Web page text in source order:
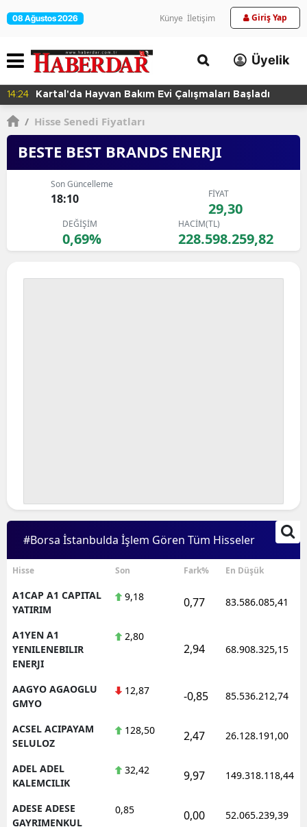
08 Ağustos 2026 Künye İletişim Giriş Yap
Üyelik
14:24 Kartal'da Hayvan Bakım Evi Çalışmaları Başladı
/ Hisse Senedi Fiyatları
BESTE BEST BRANDS ENERJI
Son Güncelleme
18:10 FİYAT
29,30
DEĞİŞİM
0,69%
HACİM(TL)
228.598.259,82
#Borsa İstanbulda İşlem Gören Tüm Hisseler
Hisse Son Fark% En Düşük
A1CAP A1 CAPITAL
YATIRIM
9,18 0,77 83.586.085,41
A1YEN A1
YENILENEBILIR
ENERJI
2,80
2,94 68.908.325,15
AAGYO AGAOGLU
GMYO
12,87 -0,85 85.536.212,74
ACSEL ACIPAYAM
SELULOZ
128,50 2,47 26.128.191,00
ADEL ADEL
KALEMCILIK
32,42 9,97 149.318.118,44
ADESE ADESE
GAYRIMENKUL
0,85 0,00 52.065.239,39